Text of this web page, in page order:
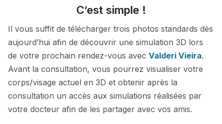
C’est simple !
Il vous suffit de télécharger trois photos standards dès
aujourd’hui afin de découvrir une simulation 3D lors
de votre prochain rendez-vous avec Valderi Vieira.
Avant la consultation, vous pourrez visualiser votre
corps/visage actuel en 3D et obtenir après la
consultation un accès aux simulations réalisées par
votre docteur afin de les partager avec vos amis.